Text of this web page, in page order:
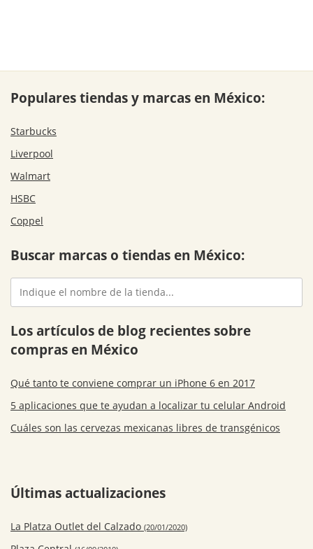
Populares tiendas y marcas en México:
Starbucks
Liverpool
Walmart
HSBC
Coppel
Buscar marcas o tiendas en México:
Los artículos de blog recientes sobre
compras en México
Qué tanto te conviene comprar un iPhone 6 en 2017
5 aplicaciones que te ayudan a localizar tu celular Android
Cuáles son las cervezas mexicanas libres de transgénicos
Últimas actualizaciones
La Platza Outlet del Calzado (20/01/2020)